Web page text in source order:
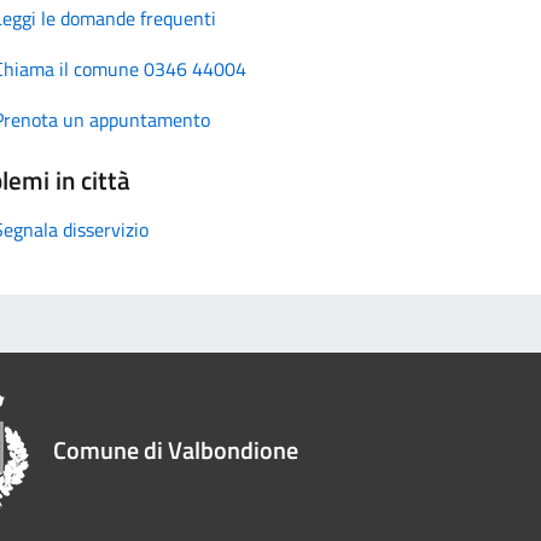
le domande frequenti
il comune 0346 44004
un appuntamento
in città
disservizio
Comune di Valbondione